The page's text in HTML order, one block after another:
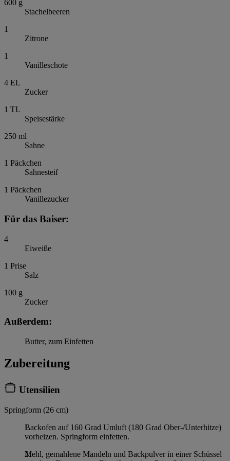
600 g
Stachelbeeren
1
Zitrone
1
Vanilleschote
4 EL
Zucker
1 TL
Speisestärke
250 ml
Sahne
1 Päckchen
Sahnesteif
1 Päckchen
Vanillezucker
Für das Baiser:
4
Eiweiße
1 Prise
Salz
100 g
Zucker
Außerdem:
Butter, zum Einfetten
Zubereitung
Utensilien
Springform (26 cm)
Backofen auf 160 Grad Umluft (180 Grad Ober-/Unterhitze)
vorheizen. Springform einfetten.
Mehl, gemahlene Mandeln und Backpulver in einer Schüssel